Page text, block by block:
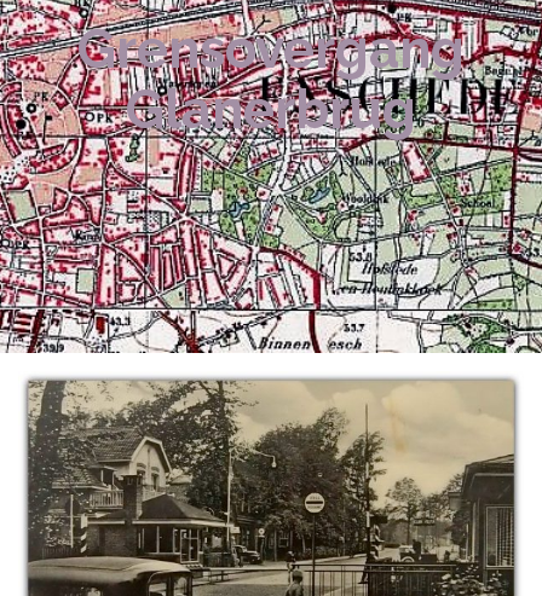
Grensovergang
Glanerbrug